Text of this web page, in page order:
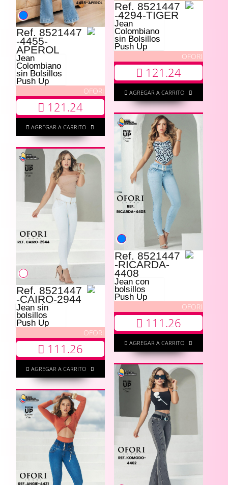
Ref. 8521447
-4294-TIGER
Jean
Colombiano
sin Bolsillos
Push Up
OFORI
121.24
AGREGAR A CARRITO
Ref. 8521447
-4455-
APEROL
Jean
Colombiano
sin Bolsillos
Push Up
OFORI
121.24
AGREGAR A CARRITO
Ref. 8521447
-RICARDA-
4408
Jean con
bolsillos
Push Up
OFORI
111.26
AGREGAR A CARRITO
Ref. 8521447
-CAIRO-2944
Jean sin
bolsillos
Push Up
OFORI
111.26
AGREGAR A CARRITO